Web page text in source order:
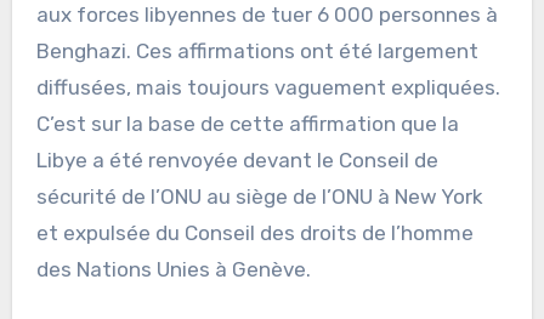
aux forces libyennes de tuer 6 000 personnes à
Benghazi. Ces affirmations ont été largement
diffusées, mais toujours vaguement expliquées.
C’est sur la base de cette affirmation que la
Libye a été renvoyée devant le Conseil de
sécurité de l’ONU au siège de l’ONU à New York
et expulsée du Conseil des droits de l’homme
des Nations Unies à Genève.